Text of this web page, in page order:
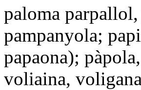
paloma
pampanyola;
papaona);
voliaina,